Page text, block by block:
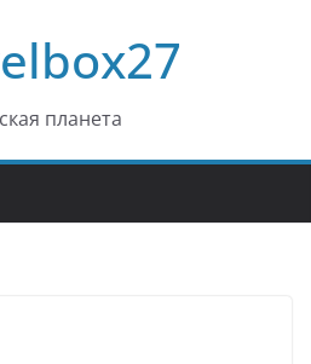
планета